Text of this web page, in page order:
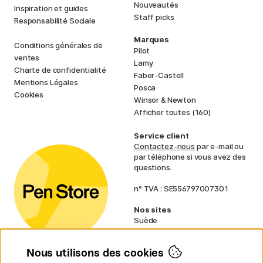
Inspiration et guides
Responsabilité Sociale
Conditions générales de
ventes
Charte de confidentialité
Mentions Légales
Cookies
Nouveautés
Staff picks
Marques
Pilot
Lamy
Faber-Castell
Posca
Winsor & Newton
Afficher toutes (160)
Service client
Contactez-nous par e-mail ou
par téléphone si vous avez des
questions.
n° TVA : SE556797007301
Nos sites
Suède
Norvège
Finlande
Nous utilisons des cookies